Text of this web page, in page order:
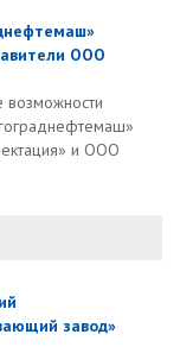
ООО
возможности
и ООО
завод»